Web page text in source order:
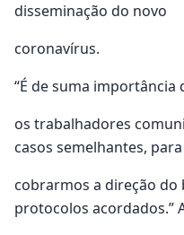
disseminação do novo
coronavírus.
“É de suma importância
os trabalhadores
casos semelhantes, para
cobrarmos a direção
protocolos acordados.”